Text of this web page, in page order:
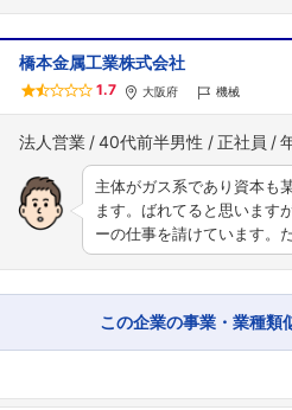
橋本金属工業株式会社
1.7 大阪府 機械
法人営業 40代前半男性 正社員
主体がガス系であり資本も
ます。ばれてると思います
ーの仕事を請けています。
この企業の事業・業種類